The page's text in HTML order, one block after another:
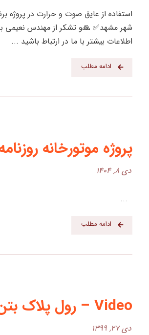
استفاده از عایق صوت و حرارت در پروژه
شهر مشهد✅ 🙏و تشکر از مهندس نعیمی
اطلاعات بیشتر با ما در ارتباط باشید ...
ادامه مطلب
پروژه موتورخانه
دی ۸, ۱۴۰۴
...
ادامه مطلب
Video – رول پلاک بتن سبک – شرکت مهندسی بهران انرژی
دی ۲۷, ۱۳۹۹